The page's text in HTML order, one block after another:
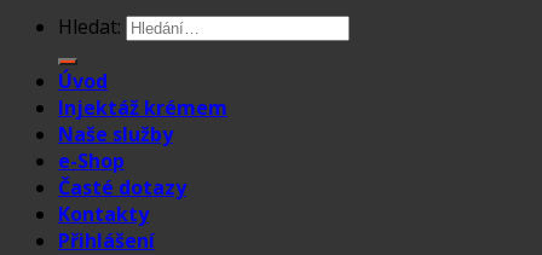
Hledat:
Úvod
Injektáž krémem
Naše služby
e-Shop
Časté dotazy
Kontakty
Přihlášení